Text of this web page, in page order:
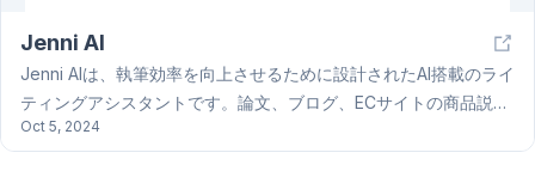
Jenni AI
Jenni AIは、執筆効率を向上させるために設計されたAI搭載のライ
ティングアシスタントです。論文、ブログ、ECサイトの商品説明
など、多様なコンテンツ制作に対応できます。主な機能として、
Oct 5, 2024